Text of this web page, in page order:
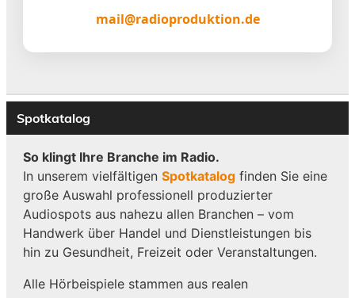
mail@radioproduktion.de
Spotkatalog
So klingt Ihre Branche im Radio.
In unserem vielfältigen Spotkatalogfinden Sie eine
große Auswahl professionell produzierter
Audiospots aus nahezu allen Branchen – vom
Handwerk über Handel und Dienstleistungen bis
hin zu Gesundheit, Freizeit oder Veranstaltungen.
Alle Hörbeispiele stammen aus realen